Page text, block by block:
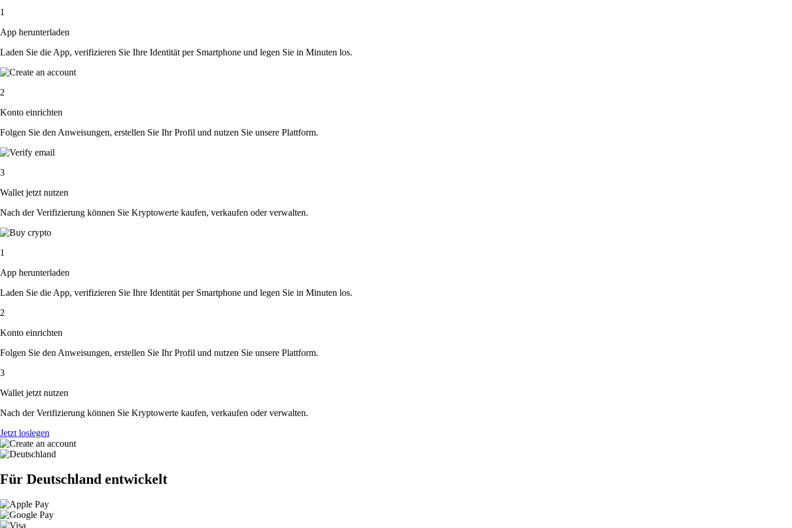
1
App herunterladen
Laden Sie die App, verifizieren Sie Ihre Identität per Smartphone und legen Sie in Minuten los.
2
Konto einrichten
Folgen Sie den Anweisungen, erstellen Sie Ihr Profil und nutzen Sie unsere Plattform.
3
Wallet jetzt nutzen
Nach der Verifizierung können Sie Kryptowerte kaufen, verkaufen oder verwalten.
1
App herunterladen
Laden Sie die App, verifizieren Sie Ihre Identität per Smartphone und legen Sie in Minuten los.
2
Konto einrichten
Folgen Sie den Anweisungen, erstellen Sie Ihr Profil und nutzen Sie unsere Plattform.
3
Wallet jetzt nutzen
Nach der Verifizierung können Sie Kryptowerte kaufen, verkaufen oder verwalten.
Jetzt loslegen
Für Deutschland entwickelt